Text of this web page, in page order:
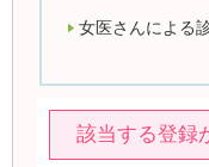
女医さんによる
該当する登